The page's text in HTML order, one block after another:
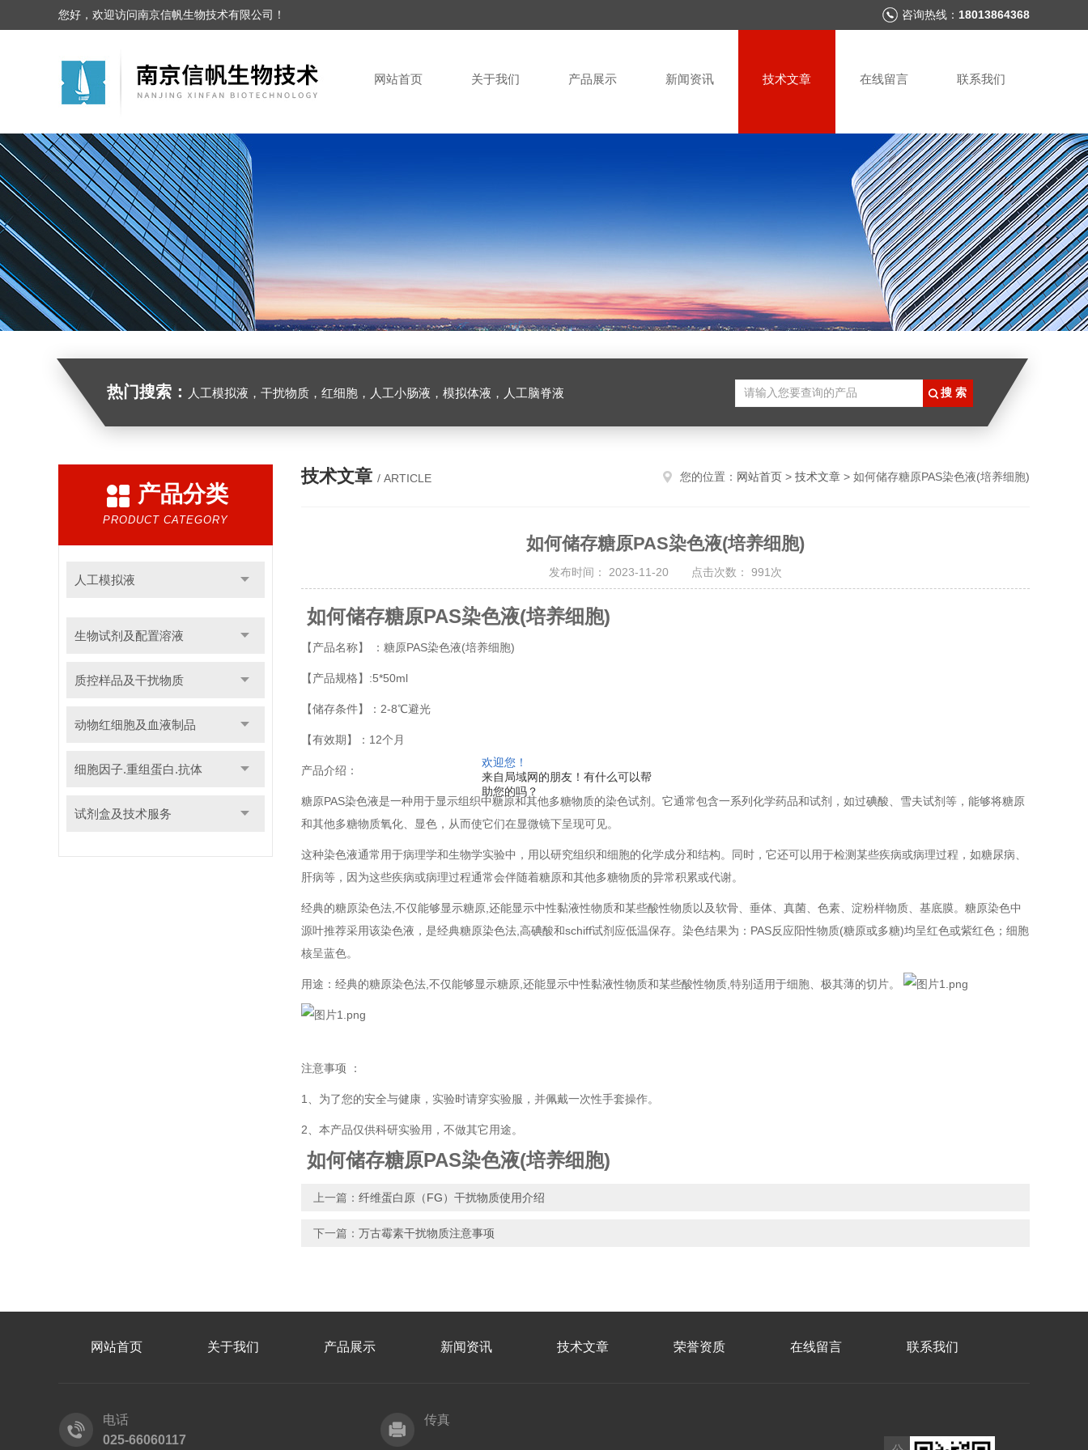
欢迎您！
来自局域网的朋友！有什么可以帮
助您的吗？
您好，欢迎访问南京信帆生物技术有限公司！ 咨询热线： 18013864368
网站首页 关于我们 产品展示 新闻资讯 技术文章 在线留言 联系我们
热门搜索： 人工模拟液，干扰物质，红细胞，人工小肠液，模拟体液，人工脑脊液
产品分类
PRODUCT CATEGORY
人工模拟液
生物试剂及配置溶液
质控样品及干扰物质
动物红细胞及血液制品
细胞因子.重组蛋白.抗体
试剂盒及技术服务
技术文章 / ARTICLE 您的位置： 网站首页 > 技术文章 > 如何储存糖原PAS染色液(培养细胞)
如何储存糖原PAS染色液(培养细胞)
发布时间： 2023-11-20 点击次数： 991次
如何储存糖原PAS染色液(培养细胞)
【产品名称】 ：糖原PAS染色液(培养细胞)
【产品规格】:5*50ml
【储存条件】：2-8℃避光
【有效期】：12个月
产品介绍：
糖原PAS染色液是一种用于显示组织中糖原和其他多糖物质的染色试剂。它通常包含一系列化学药品和试剂，如过碘酸、雪夫试剂等，能够将糖原
和其他多糖物质氧化、显色，从而使它们在显微镜下呈现可见。
这种染色液通常用于病理学和生物学实验中，用以研究组织和细胞的化学成分和结构。同时，它还可以用于检测某些疾病或病理过程，如糖尿病、
肝病等，因为这些疾病或病理过程通常会伴随着糖原和其他多糖物质的异常积累或代谢。
经典的糖原染色法,不仅能够显示糖原,还能显示中性黏液性物质和某些酸性物质以及软骨、垂体、真菌、色素、淀粉样物质、基底膜。糖原染色中
源叶推荐采用该染色液，是经典糖原染色法,高碘酸和schiff试剂应低温保存。染色结果为：PAS反应阳性物质(糖原或多糖)均呈红色或紫红色；细胞
核呈蓝色。
用途：经典的糖原染色法,不仅能够显示糖原,还能显示中性黏液性物质和某些酸性物质,特别适用于细胞、极其薄的切片。
注意事项 ：
1、为了您的安全与健康，实验时请穿实验服，并佩戴一次性手套操作。
2、本产品仅供科研实验用，不做其它用途。
如何储存糖原PAS染色液(培养细胞)
上一篇： 纤维蛋白原（FG）干扰物质使用介绍
下一篇： 万古霉素干扰物质注意事项
网站首页 关于我们 产品展示 新闻资讯 技术文章 荣誉资质 在线留言 联系我们
电话
025-66060117
传真